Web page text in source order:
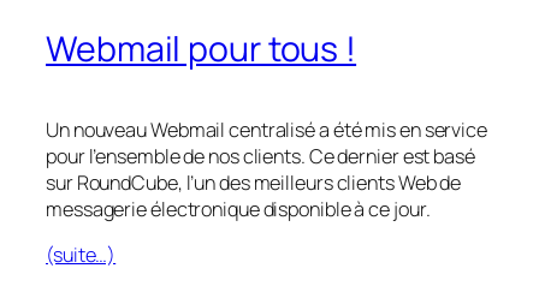
Webmail pour tous !
Un nouveau Webmail centralisé a été mis en service
pour l’ensemble de nos clients. Ce dernier est basé
sur RoundCube, l’un des meilleurs clients Web de
messagerie électronique disponible à ce jour.
(suite…)